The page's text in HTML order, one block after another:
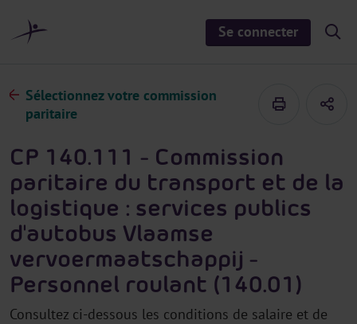
Se connecter
S
i
c
Sélectionnez votre commission
paritaire
CP 140.111 - Commission
paritaire du transport et de la
logistique : services publics
d'autobus Vlaamse
vervoermaatschappij -
Personnel roulant (140.01)
Consultez ci-dessous les conditions de salaire et de